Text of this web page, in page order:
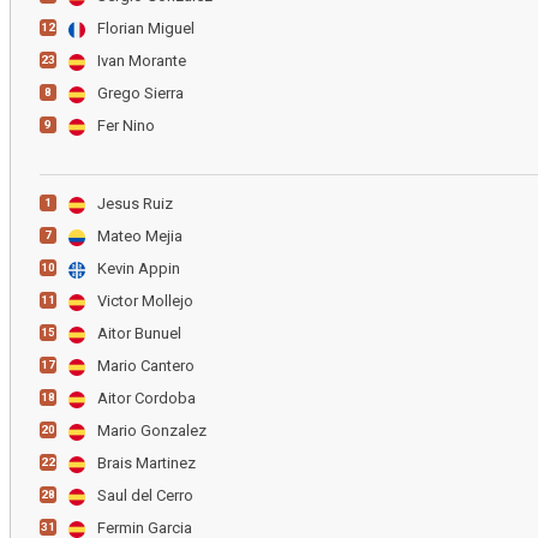
12 Florian Miguel
23 Ivan Morante
8 Grego Sierra
9 Fer Nino
1 Jesus Ruiz
7 Mateo Mejia
10 Kevin Appin
11 Victor Mollejo
15 Aitor Bunuel
17 Mario Cantero
18 Aitor Cordoba
20 Mario Gonzalez
22 Brais Martinez
28 Saul del Cerro
31 Fermin Garcia